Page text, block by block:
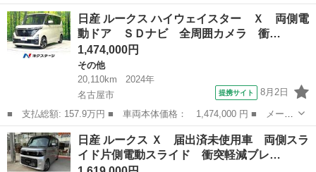
名： 日産 ■ 車種名： ルークス ■ グレード名： ６６０ Ｘ
純正大画面ナビ 全周囲カメラ ＥＴＣ ワンオーナ 全方囲カメ
ラ 衝突被害軽...
愛知 名古屋市 その他
日産 ルークス ハイウェイスター Ｘ 両側電
動ドア ＳＤナビ 全周囲カメラ 衝…
1,474,000円
その他
20,110km
2024年
名古屋市
提携サイト 8月2日
■ 支払総額: 157.9万円 ■ 車両本体価格： 1,474,000 円 ■ メーカ
ー名： 日産 ■ 車種名： ルークス ■ グレード名： ハイウェイ
スター Ｘ 両側電動ドア ＳＤナビ 全周囲カメラ 衝突被害軽減
システム...
愛知 名古屋市 その他
日産 ルークス Ｘ 届出済未使用車 両側スラ
イド片側電動スライド 衝突軽減ブレ…